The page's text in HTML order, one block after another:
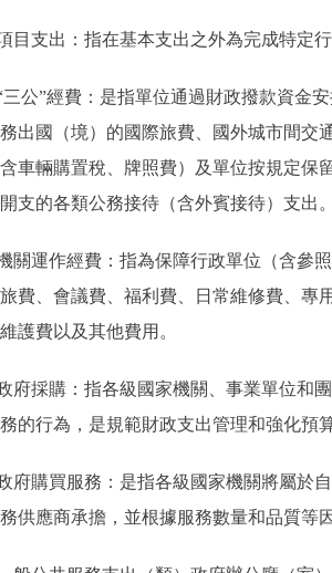
目支出：指在基本支出之外為完成特定
三公”經費：是指單位通過財政撥款資金
出國（境）的國際旅費、國外城市間交
車輛購置稅、牌照費）及單位按規定保
支的各類公務接待（含外賓接待）支出
關運作經費：指為保障行政單位（含參
費、會議費、福利費、日常維修費、專
護費以及其他費用。
府採購：指各級國家機關、事業單位和
的行為，是規範財政支出管理和強化預
府購買服務：是指各級國家機關將屬於
供應商承擔，並根據服務數量和品質等